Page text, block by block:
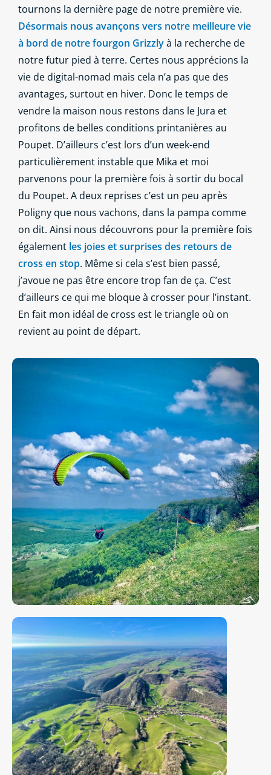
tournons la dernière page de notre première vie.
Désormais nous avançons vers notre meilleure vie
à bord de notre fourgon Grizzlyà la recherche de
notre futur pied à terre. Certes nous apprécions la
vie de digital-nomad mais cela n’a pas que des
avantages, surtout en hiver. Donc le temps de
vendre la maison nous restons dans le Jura et
profitons de belles conditions printanières au
Poupet. D’ailleurs c’est lors d’un week-end
particulièrement instable que Mika et moi
parvenons pour la première fois à sortir du bocal
du Poupet. A deux reprises c’est un peu après
Poligny que nous vachons, dans la pampa comme
on dit. Ainsi nous découvrons pour la première fois
également les joies et surprises des retours de
cross en stop. Même si cela s’est bien passé,
j’avoue ne pas être encore trop fan de ça. C’est
d’ailleurs ce qui me bloque à crosser pour l’instant.
En fait mon idéal de cross est le triangle où on
revient au point de départ.